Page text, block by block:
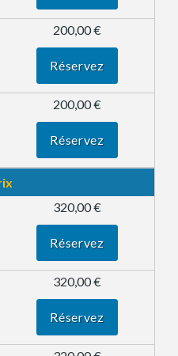
200,00 €
Réservez
200,00 €
Réservez
320,00 €
Réservez
320,00 €
Réservez